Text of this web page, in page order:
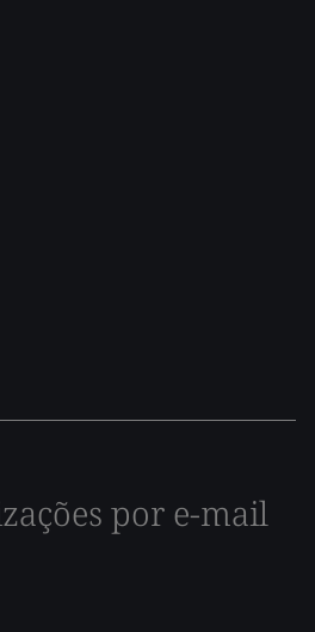
por e-mail